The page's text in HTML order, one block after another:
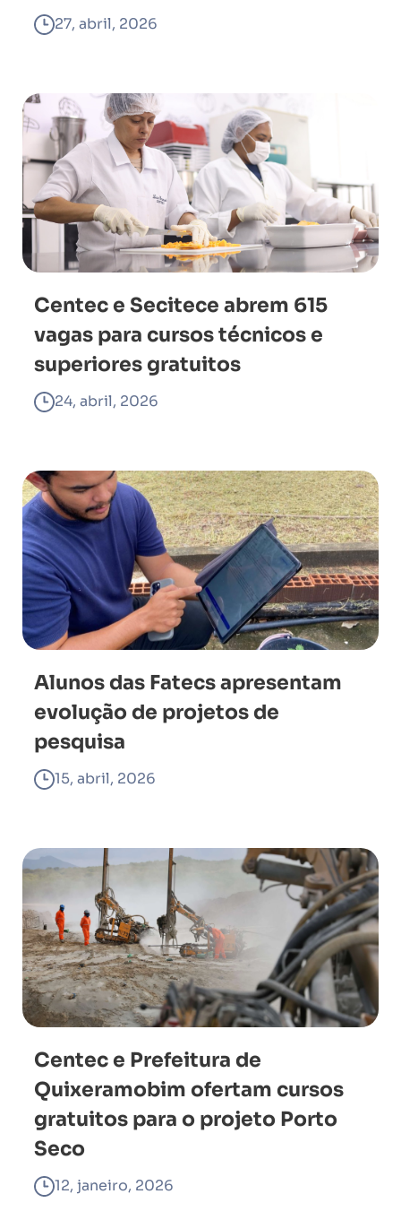
27, abril, 2026
Centec e Secitece abrem 615
vagas para cursos técnicos e
superiores gratuitos
24, abril, 2026
Alunos das Fatecs apresentam
evolução de projetos de
pesquisa
15, abril, 2026
Centec e Prefeitura de
Quixeramobim ofertam cursos
gratuitos para o projeto Porto
Seco
12, janeiro, 2026